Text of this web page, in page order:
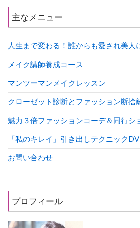
主なメニュー
人生まで変わる！誰からも愛され美人
メイク講師養成コース
マンツーマンメイクレッスン
クローゼット診断とファッション断捨
魅力３倍ファッションコーデ＆同行シ
「私のキレイ」引き出しテクニック
お問い合わせ
プロフィール